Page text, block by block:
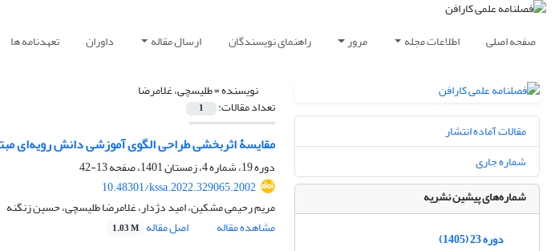
صفحه اصلی اطلاعات مجله مرور راهنمای نویسندگان ارسال مقاله داوران تعهدنامه ها
نویسنده =طلیسچی، غلامرضا
تعداد مقالات: 1
مقایسۀ اثربخشی طراحی الگوی آموزشی دانش رویه‌ای
دوره 19، شماره 4، زمستان 1401، صفحه
13-42
10.48301/kssa.2022.329065.2002
مریم رحیمی مشکین، امید دژدار، غلامرضا طلیسچی، حسین زنگنه
مشاهده مقاله
اصل مقاله 1.03 M
مقالات آماده انتشار
شماره جاری
شماره‌های پیشین نشریه
دوره 23 (1405)